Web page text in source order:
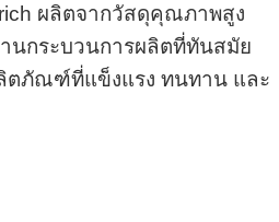
ผลิตจากวัสดุคุณภาพสูง
นกระบวนการผลิตที่ทันสมัย
ตภัณฑ์ที่แข็งแรง ทนทาน และ